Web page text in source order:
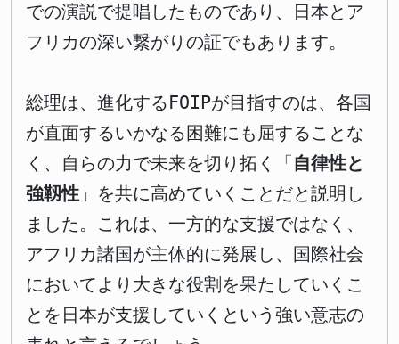
での演説で提唱したものであり、日本とア
フリカの深い繋がりの証でもあります。
総理は、進化するFOIPが目指すのは、各国
が直面するいかなる困難にも屈することな
く、自らの力で未来を切り拓く「自律性と
強靱性 」を共に高めていくことだと説明し
ました。これは、一方的な支援ではなく、
アフリカ諸国が主体的に発展し、国際社会
においてより大きな役割を果たしていくこ
とを日本が支援していくという強い意志の